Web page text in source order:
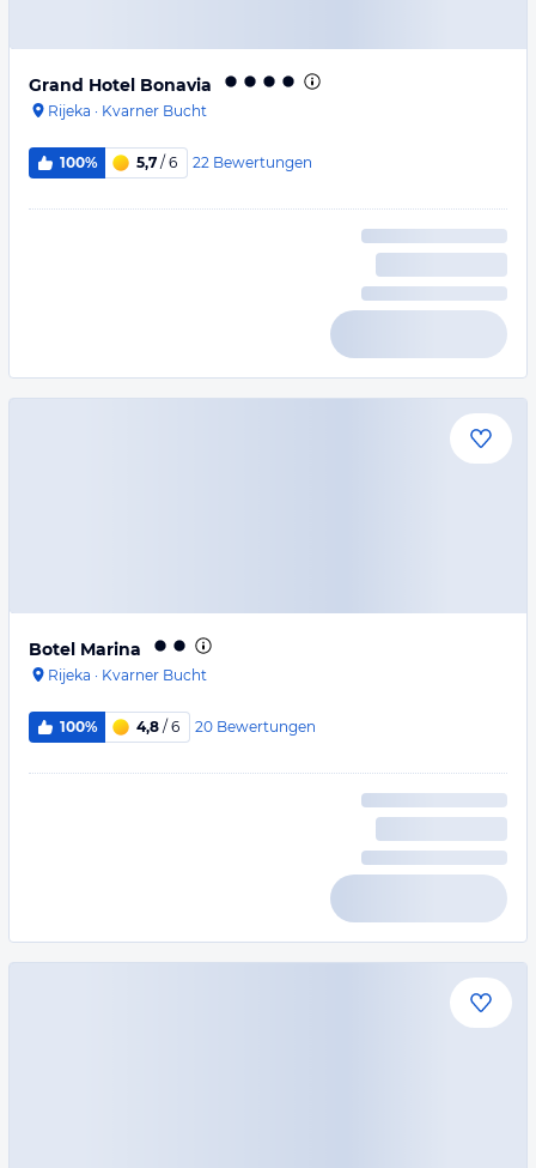
Grand Hotel Bonavia
Rijeka · Kvarner Bucht
100% 5,7 / 6 22 Bewertungen
Botel Marina
Rijeka · Kvarner Bucht
100% 4,8 / 6 20 Bewertungen